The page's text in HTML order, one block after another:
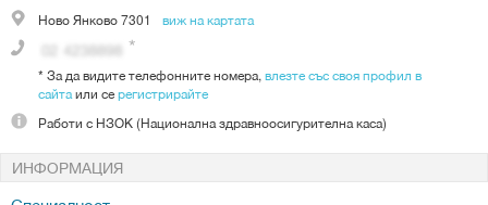
Ново Янково7301 виж на картата
* За да видите телефонните номера, влезте със своя профил в
сайтаили серегистрирайте
Работи с НЗОК (Национална здравноосигурителна каса)
ИНФОРМАЦИЯ